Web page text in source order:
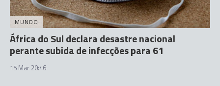
MUNDO
África do Sul declara desastre nacional
perante subida de infecções para 61
15 Mar 20:46